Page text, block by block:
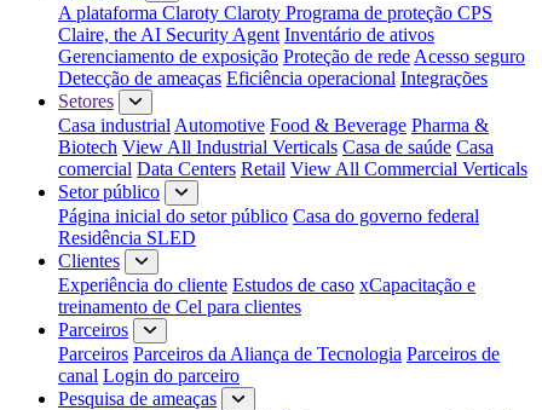
A plataforma Claroty Claroty Programa de proteção CPS
Claire, the AI Security Agent Inventário de ativos
Gerenciamento de exposição Proteção de rede Acesso seguro
Detecção de ameaças Eficiência operacional Integrações
Setores
Casa industrial Automotive Food & Beverage Pharma &
Biotech View All Industrial Verticals Casa de saúde Casa
comercial Data Centers Retail View All Commercial Verticals
Setor público
Página inicial do setor público Casa do governo federal
Residência SLED
Clientes
Experiência do cliente Estudos de caso xCapacitação e
treinamento de Cel para clientes
Parceiros
Parceiros Parceiros da Aliança de Tecnologia Parceiros de
canal Login do parceiro
Pesquisa de ameaças